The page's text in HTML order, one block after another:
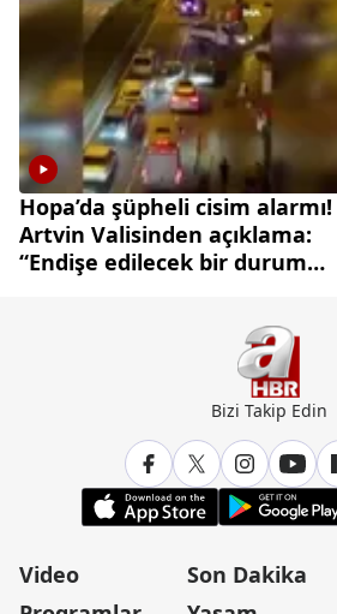
Hopa’da şüpheli cisim alarmı!
Artvin Valisinden açıklama:
“Endişe edilecek bir durum
Bizi Takip Edin
Video
Son Dakika